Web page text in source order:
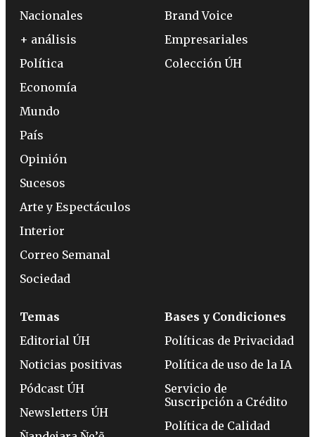
Nacionales
+ análisis
Política
Economía
Mundo
País
Opinión
Sucesos
Arte y Espectáculos
Interior
Correo Semanal
Sociedad
Brand Voice
Empresariales
Colección ÚH
Temas
Editorial ÚH
Noticias positivas
Pódcast ÚH
Newsletters ÚH
Bases y Condiciones
Políticas de Privacidad
Política de uso de la IA
Servicio de
Suscripción a Crédito
Política de Calidad